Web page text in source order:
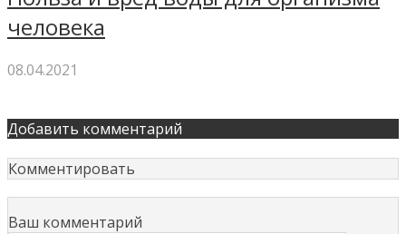
человека
08.04.2021
Добавить комментарий
Комментировать
Ваш комментарий